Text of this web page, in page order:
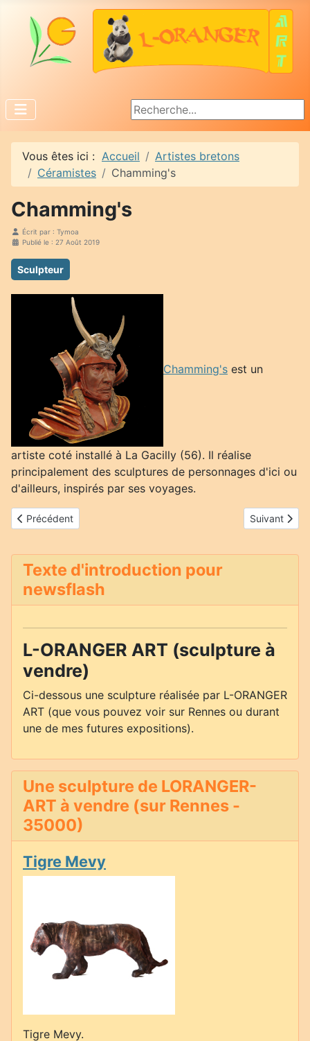
Rechercher
Vous êtes ici : Accueil
Artistes bretons
Céramistes
Chamming's
Chamming's
Écrit par : Tymoa
Publié le : 27 Août 2019
Sculpteur
Chamming's est un
artiste coté installé à La Gacilly (56). Il réalise
principalement des sculptures de personnages d'ici ou
d'ailleurs, inspirés par ses voyages.
Article précédent : Pierre Pignon
Précédent Article
Suivant
Texte d'introduction pour
newsflash
L-ORANGER ART (sculpture à
vendre)
Ci-dessous une sculpture réalisée par L-ORANGER
ART (que vous pouvez voir sur Rennes ou durant
une de mes futures expositions).
Une sculpture de LORANGER-
ART à vendre (sur Rennes -
35000)
Tigre Mevy
Tigre Mevy.